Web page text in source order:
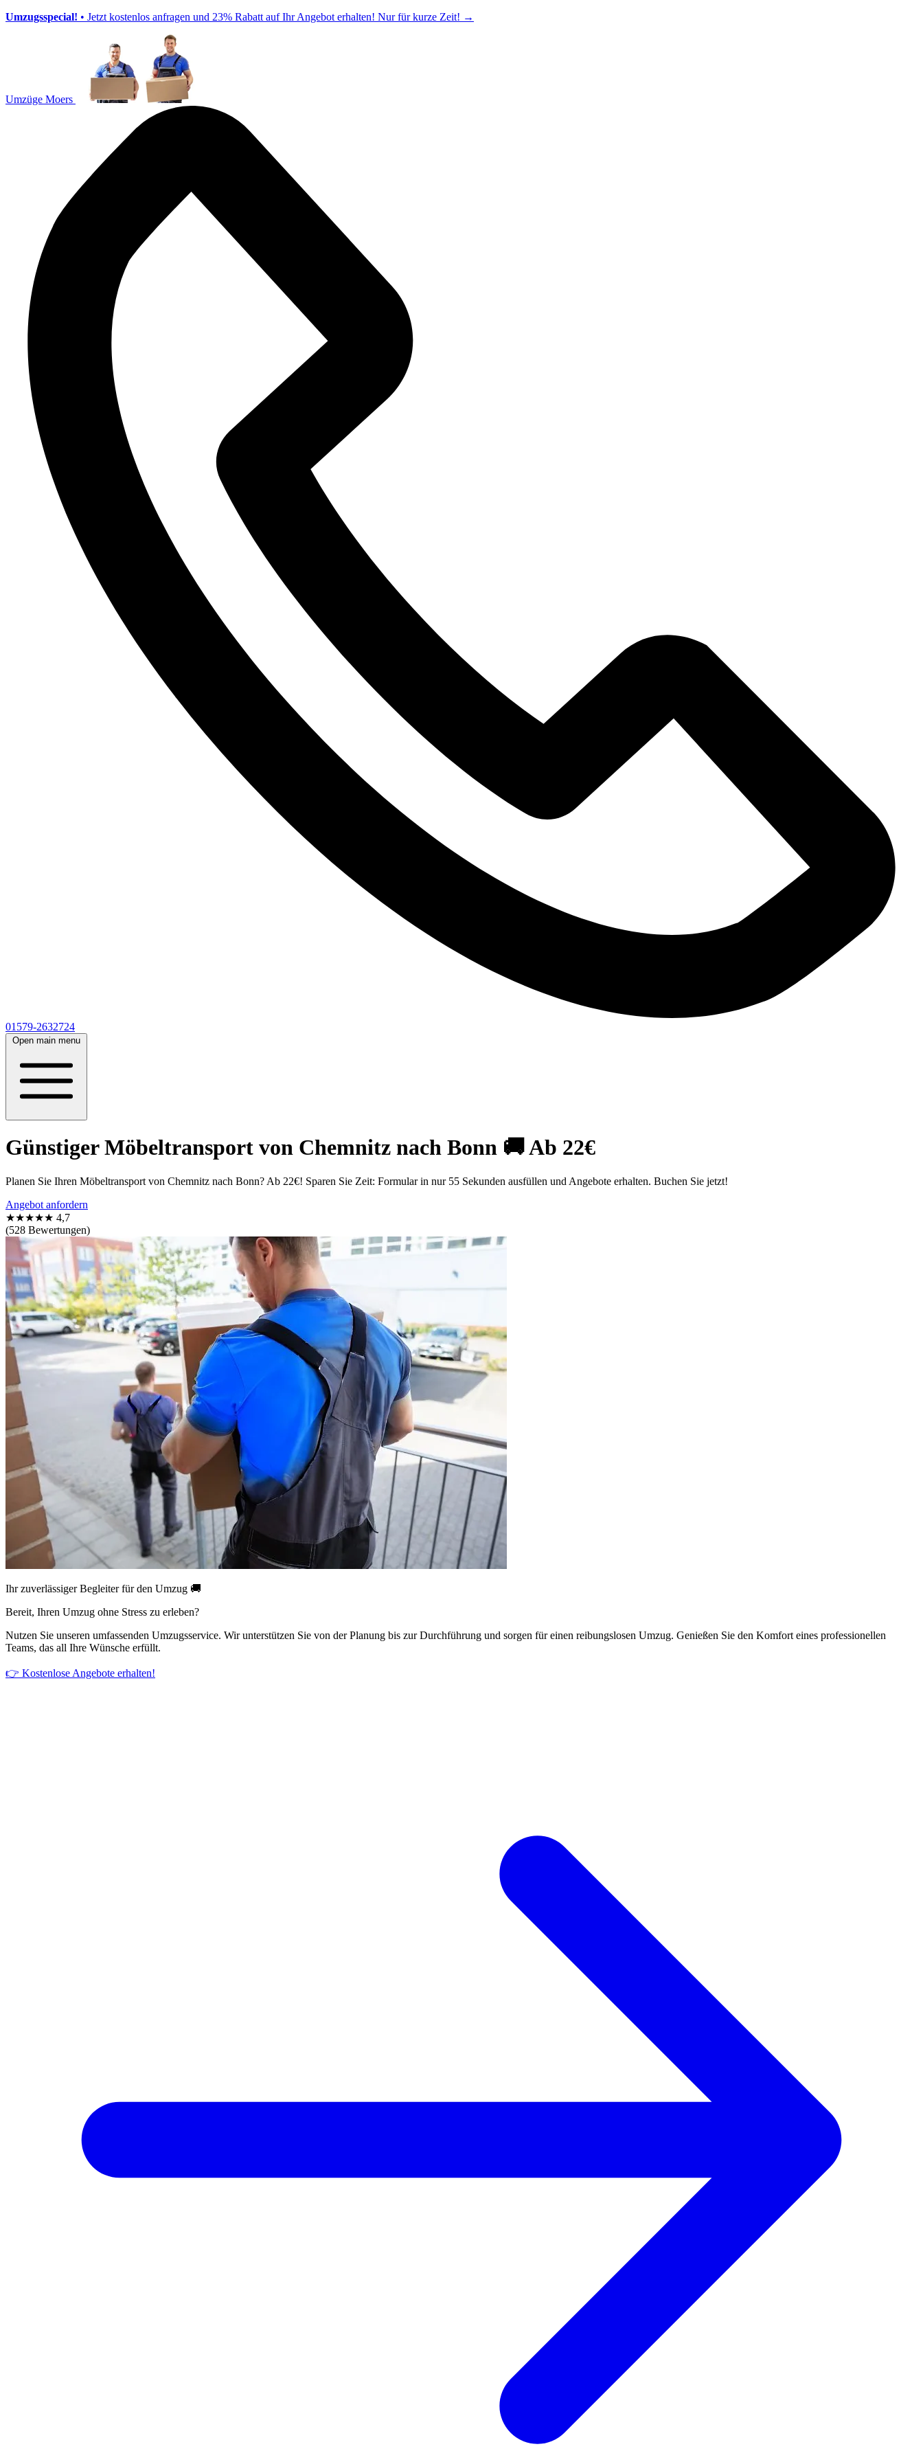
Umzugsspecial! • Jetzt kostenlos anfragen und 23% Rabatt auf Ihr Angebot erhalten! Nur für kurze Zeit! →
Umzüge Moers
01579-2632724
Open main menu
Günstiger Möbeltransport von Chemnitz nach Bonn 🚚 Ab 22€
Planen Sie Ihren Möbeltransport von Chemnitz nach Bonn? Ab 22€! Sparen Sie Zeit: Formular in nur 55 Sekunden ausfüllen und Angebote erhalten. Buchen Sie jetzt!
Angebot anfordern
★★★★★ 4,7
(528 Bewertungen)
Ihr zuverlässiger Begleiter für den Umzug 🚚
Bereit, Ihren Umzug ohne Stress zu erleben?
Nutzen Sie unseren umfassenden Umzugsservice. Wir unterstützen Sie von der Planung bis zur Durchführung und sorgen für einen reibungslosen Umzug. Genießen Sie den Komfort eines professionellen
Teams, das all Ihre Wünsche erfüllt.
👉 Kostenlose Angebote erhalten!